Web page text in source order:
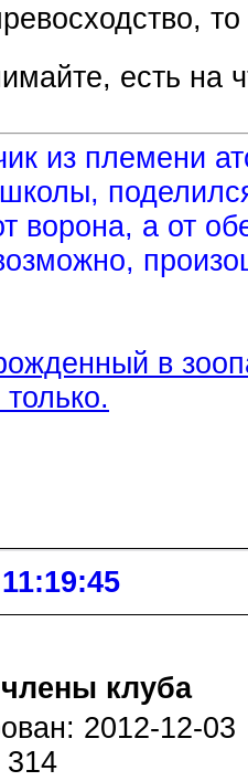
есть на
из племени
ворона, а от
в
клуба
2012-12-03